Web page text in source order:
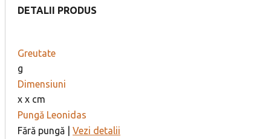
0.75l
DETALII PRODUS
Greutate
g
Dimensiuni
x x cm
Pungă Leonidas
Fără pungă | Vezi detalii